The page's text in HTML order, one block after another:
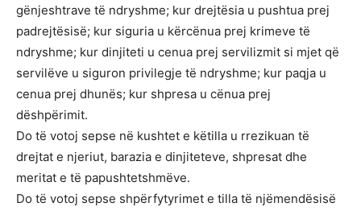
gënjeshtrave të ndryshme; kur drejtësia u pushtua prej
padrejtësisë; kur siguria u kërcënua prej krimeve të
ndryshme; kur dinjiteti u cenua prej servilizmit si mjet që
servilëve u siguron privilegje të ndryshme; kur paqja u
cenua prej dhunës; kur shpresa u cënua prej
dëshpërimit.
Do të votoj sepse në kushtet e këtilla u rrezikuan të
drejtat e njeriut, barazia e dinjiteteve, shpresat dhe
meritat e të papushtetshmëve.
Do të votoj sepse shpërfytyrimet e tilla të njëmendësisë